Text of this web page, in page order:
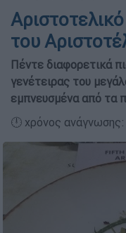
του
Πέντε διαφορετικά
γενέτειρας του
εμπνευσμένα από τα
🕛 χρόνος